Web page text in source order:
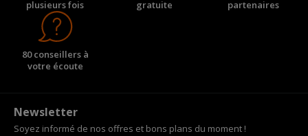
plusieurs fois
gratuite
partenaires
80 conseillers à
votre écoute
Newsletter
Soyez informé de nos offres et bons plans du moment !